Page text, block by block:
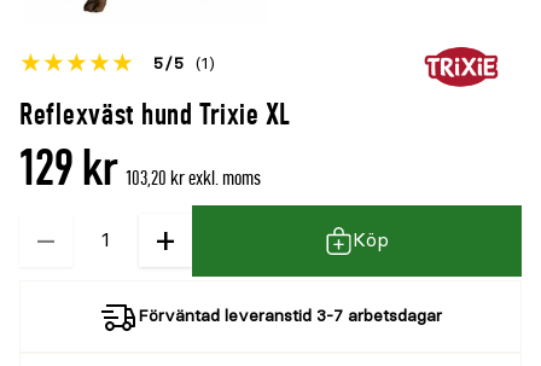
Reflexväst hund Trixie XL
Betyget
denna
{0}
5 5 (1)
Öppna
129 kr 103,20 kr exkl. moms
−
Kvantitet + Köp
Förväntad leveranstid 3-7 arbetsdagar